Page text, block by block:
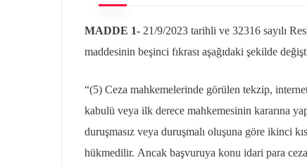
MADDE 1- 21/9/2023 tarihli ve 32316 sayılı
maddesinin beşinci fıkrası aşağıdaki şekilde
“(5) Ceza mahkemelerinde görülen tekzip,
kabulü veya ilk derece mahkemesinin kararına
duruşmasız veya duruşmalı oluşuna göre ikinci
hükmedilir. Ancak başvuruya konu idari para